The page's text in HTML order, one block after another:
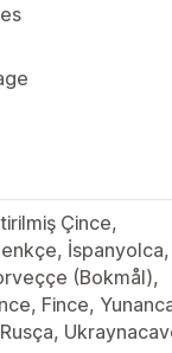
Çince,
İspanyolca,
(Bokmål),
Fince,